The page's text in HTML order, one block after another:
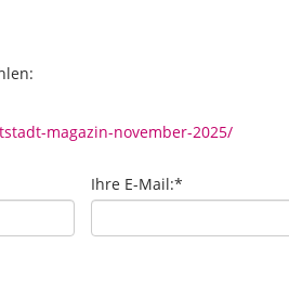
magazin-november-2025/
Ihre E-Mail:*